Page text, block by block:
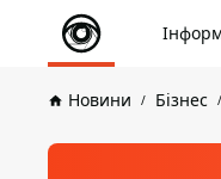
Новини Бізнес